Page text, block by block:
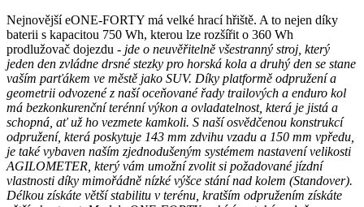
Nejnovější eONE-FORTY má velké hrací hřiště. A to nejen díky
baterii s kapacitou 750 Wh, kterou lze rozšířit o 360 Wh
prodlužovač dojezdu - jde o neuvěřitelně všestranný stroj, který
jeden den zvládne drsné stezky pro horská kola a druhý den se stane
vaším parťákem ve městě jako SUV. Díky platformě odpružení a
geometrii odvozené z naší oceňované řady trailových a enduro kol
má bezkonkurenční terénní výkon a ovladatelnost, která je jistá a
schopná, ať už ho vezmete kamkoli. S naší osvědčenou konstrukcí
odpružení, která poskytuje 143 mm zdvihu vzadu a 150 mm vpředu,
je také vybaven naším zjednodušeným systémem nastavení velikosti
AGILOMETER, který vám umožní zvolit si požadované jízdní
vlastnosti díky mimořádně nízké výšce stání nad kolem (Standover).
Délkou získáte větší stabilitu v terénu, kratším odpružením získáte